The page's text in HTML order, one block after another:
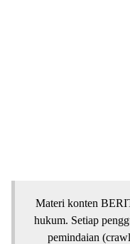
Materi konten
hukum. Setiap
pemindaian